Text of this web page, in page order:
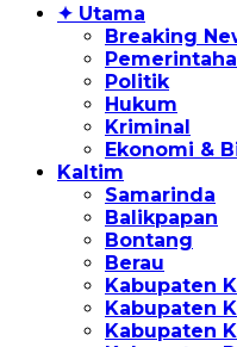
✦ Utama
Breaking
Politik
Hukum
Kriminal
Ekonomi &
Kaltim
Samarinda
Balikpapan
Bontang
Berau
Kabupaten
Kabupaten
Kabupaten